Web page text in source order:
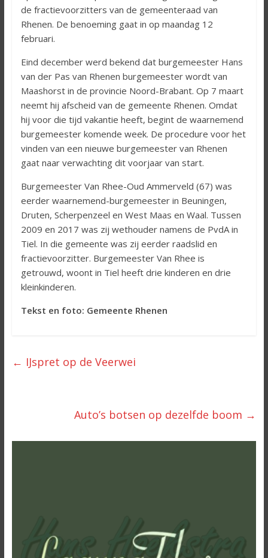
de fractievoorzitters van de gemeenteraad van
Rhenen. De benoeming gaat in op maandag 12
februari.
Eind december werd bekend dat burgemeester Hans
van der Pas van Rhenen burgemeester wordt van
Maashorst in de provincie Noord-Brabant. Op 7 maart
neemt hij afscheid van de gemeente Rhenen. Omdat
hij voor die tijd vakantie heeft, begint de waarnemend
burgemeester komende week. De procedure voor het
vinden van een nieuwe burgemeester van Rhenen
gaat naar verwachting dit voorjaar van start.
Burgemeester Van Rhee-Oud Ammerveld (67) was
eerder waarnemend-burgemeester in Beuningen,
Druten, Scherpenzeel en West Maas en Waal. Tussen
2009 en 2017 was zij wethouder namens de PvdA in
Tiel. In die gemeente was zij eerder raadslid en
fractievoorzitter. Burgemeester Van Rhee is
getrouwd, woont in Tiel heeft drie kinderen en drie
kleinkinderen.
Tekst en foto: Gemeente Rhenen
← IJspret op de Veerwei
Auto’s botsen op dezelfde boom →